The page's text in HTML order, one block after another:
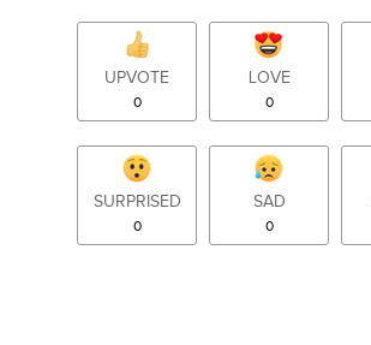
UPVOTE
0
LOVE
0
SURPRISED
0
SAD
0